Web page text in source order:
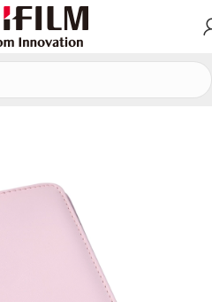
/INSTAX mini/Álbum de fotos